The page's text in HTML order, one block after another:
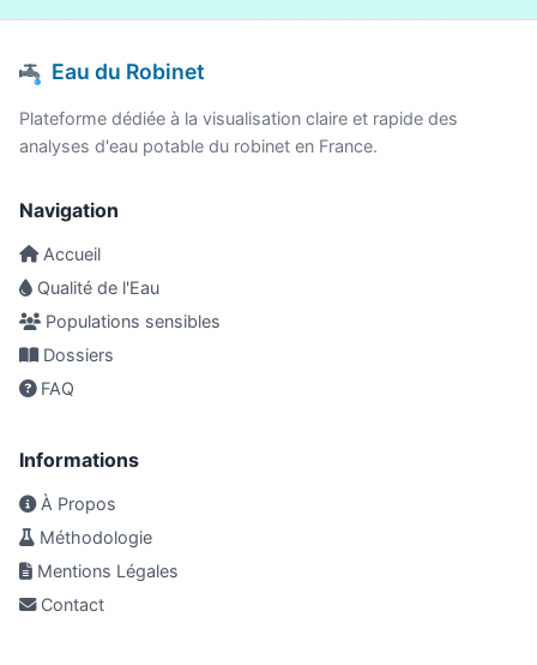
Eau du Robinet
Plateforme dédiée à la visualisation claire et rapide des
analyses d'eau potable du robinet en France.
Navigation
Accueil
Qualité de l'Eau
Populations sensibles
Dossiers
FAQ
Informations
À Propos
Méthodologie
Mentions Légales
Contact